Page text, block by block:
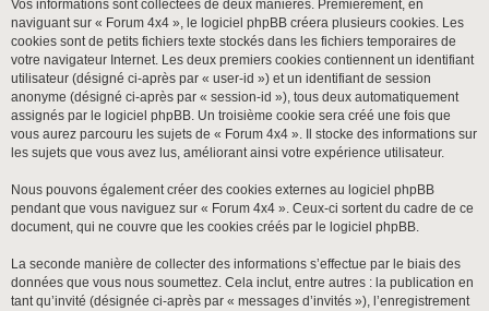
Vos informations sont collectées de deux manières. Premièrement, en
naviguant sur « Forum 4x4 », le logiciel phpBB créera plusieurs cookies. Les
cookies sont de petits fichiers texte stockés dans les fichiers temporaires de
votre navigateur Internet. Les deux premiers cookies contiennent un identifiant
utilisateur (désigné ci-après par « user-id ») et un identifiant de session
anonyme (désigné ci-après par « session-id »), tous deux automatiquement
assignés par le logiciel phpBB. Un troisième cookie sera créé une fois que
vous aurez parcouru les sujets de « Forum 4x4 ». Il stocke des informations sur
les sujets que vous avez lus, améliorant ainsi votre expérience utilisateur.
Nous pouvons également créer des cookies externes au logiciel phpBB
pendant que vous naviguez sur « Forum 4x4 ». Ceux-ci sortent du cadre de ce
document, qui ne couvre que les cookies créés par le logiciel phpBB.
La seconde manière de collecter des informations s’effectue par le biais des
données que vous nous soumettez. Cela inclut, entre autres : la publication en
tant qu’invité (désignée ci-après par « messages d’invités »), l’enregistrement